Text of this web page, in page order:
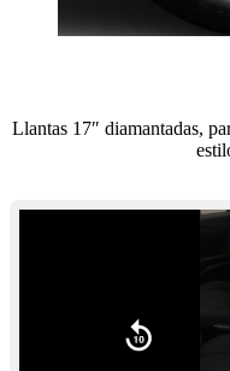
Llantas 17″ diamantadas,